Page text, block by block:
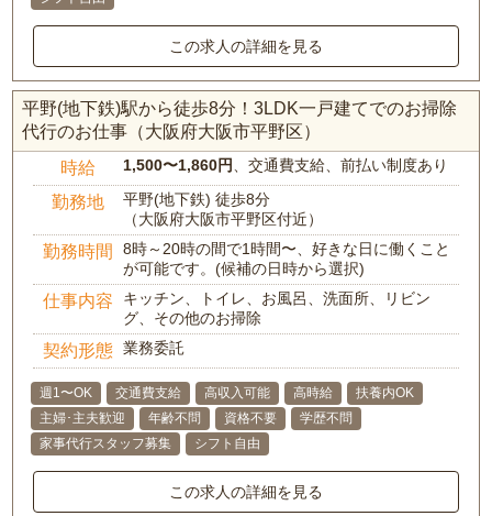
この求人の詳細を見る
平野(地下鉄)駅から徒歩8分！3LDK一戸建てでのお掃除
代行のお仕事（大阪府大阪市平野区）
時給 1,500〜1,860円 、交通費支給、前払い制度あり
勤務地
平野(地下鉄) 徒歩8分
（大阪府大阪市平野区付近）
勤務時間
8時～20時の間で1時間〜、好きな日に働くこと
が可能です。(候補の日時から選択)
仕事内容
キッチン、トイレ、お風呂、洗面所、リビン
グ、その他のお掃除
契約形態 業務委託
週1〜OK 交通費支給 高収入可能 高時給
扶養内OK
主婦･主夫歓迎
年齢不問 資格不要
学歴不問
家事代行スタッフ募集
シフト自由
この求人の詳細を見る